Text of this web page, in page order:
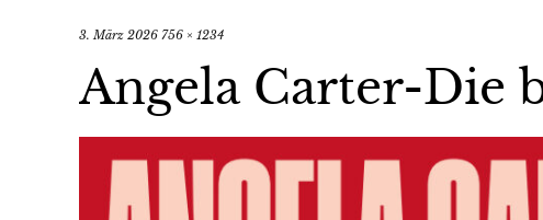
3. März 2026 756 × 1234
Angela Carter-Die